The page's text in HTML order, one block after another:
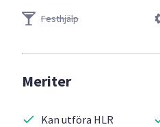
Festhjälp
Meriter
Kan utföra HLR